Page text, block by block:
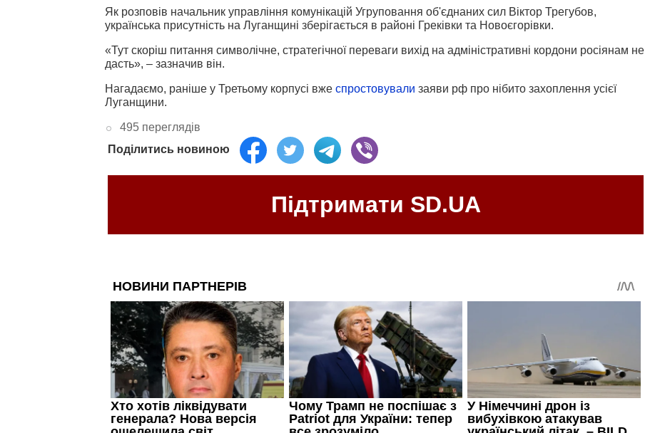
Як розповів начальник управління комунікацій Угруповання об'єднаних сил Віктор Трегубов,
українська присутність на Луганщині зберігається в районі Греківки та Новоєгорівки.
«Тут скоріш питання символічне, стратегічної переваги вихід на адміністративні кордони росіянам не
дасть», – зазначив він.
Нагадаємо, раніше у Третьому корпусі вже спростовували заяви рф про нібито захоплення усієї
Луганщини.
495 переглядів
Поділитись новиною
Підтримати SD.UA